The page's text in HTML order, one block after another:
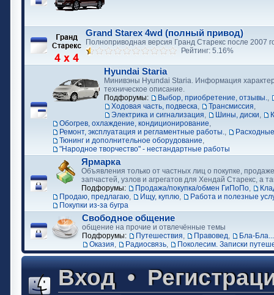
Grand Starex 4wd (полный привод)
Полноприводная версия Гранд Старекс после 2007
Рейтинг: 5.16%
Hyundai Staria
Минивэны Hyundai Staria. Информация
техническое описание.
Подфорумы:
Выбор, приобретение, отзывы.,
Ходовая часть, подвеска, Трансмиссия,
Электрика и сигнализация, Шины, диски,
Обогрев, охлаждение, кондиционирование,
Ремонт, эксплуатация и регламентные работы.,
Тюнинг и дополнительное оборудование,
"Народное творчество" - нестандартные работы
Ярмарка
Объявления только от частных лиц о покупке,
запчастей, узлов и агрегатов для Хендай Старекс, а
Подфорумы:
Продажа/покупка/обмен ГиПоПо,
Продаю, предлагаю, Ищу, куплю,
Работа и полезные
Покупки из-за бугра
Свободное общение
общение на прочие и отвлечённые темы
Подфорумы:
Путешествия, Правовед,
Бла-Бла...
Оказия, Радиосвязь, Поколесим. Записки
Вход•